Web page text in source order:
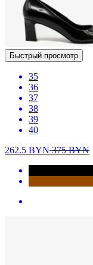
Быстрый просмотр
35
36
37
38
39
40
262.5 BYN375BYN